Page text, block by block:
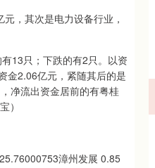
，其次是电力设备行业，
13只；下跌的有2只。以资
金2.06亿元，紧随其后的是
净流出资金居前的有粤桂
）
漳州发展 0.85